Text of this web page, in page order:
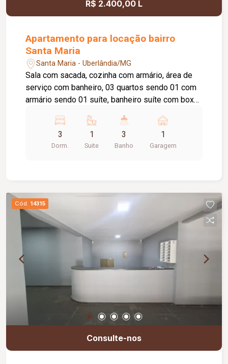
R$ 2.400,00 L
Apartamento para locação bairro
Santa Maria
Santa Maria - Uberlândia/MG
Sala com sacada, cozinha com armário, área de
serviço com banheiro, 03 quartos sendo 01 com
armário sendo 01 suíte, banheiro suíte com box
vidro e armário sob a pia, 01 vaga de
estacionamento. Condomínio aprox. 231,00 / taxa
de mudança aprox. 231,00 entrada e saída.
3
Dorm.
1
Suite
3
Banho
1
Garagem
Cód. 14315
Consulte-nos